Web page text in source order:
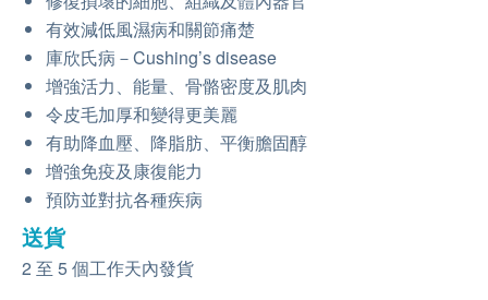
有效減低風濕病和關節痛楚
庫欣氏病－Cushing’s disease
增強活力、能量、骨骼密度及肌肉
令皮毛加厚和變得更美麗
有助降血壓、降脂肪、平衡膽固醇
增強免疫及康復能力
預防並對抗各種疾病
送貨
2 至 5 個工作天內發貨